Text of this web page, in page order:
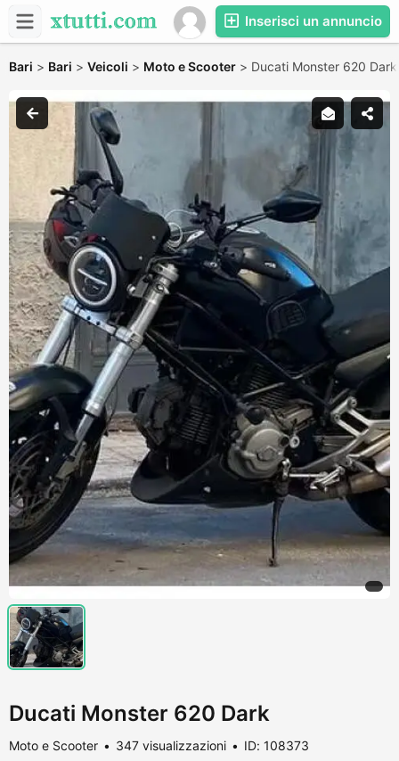
Inserisci un annuncio
Bari > Bari > Veicoli > Moto e Scooter > Ducati Monster 620
Ducati Monster 620 Dark
Moto e Scooter 347 visualizzazioni ID: 108373